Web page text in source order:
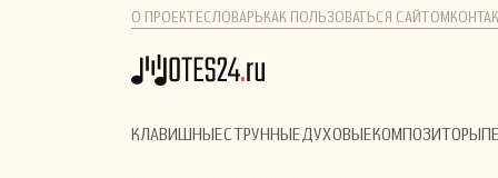
О ПРОЕКТЕСЛОВАРЬ КАК ПОЛЬЗОВАТЬСЯ САЙТОМ
КЛАВИШНЫЕСТРУННЫЕДУХОВЫЕКОМПОЗИТОРЫ